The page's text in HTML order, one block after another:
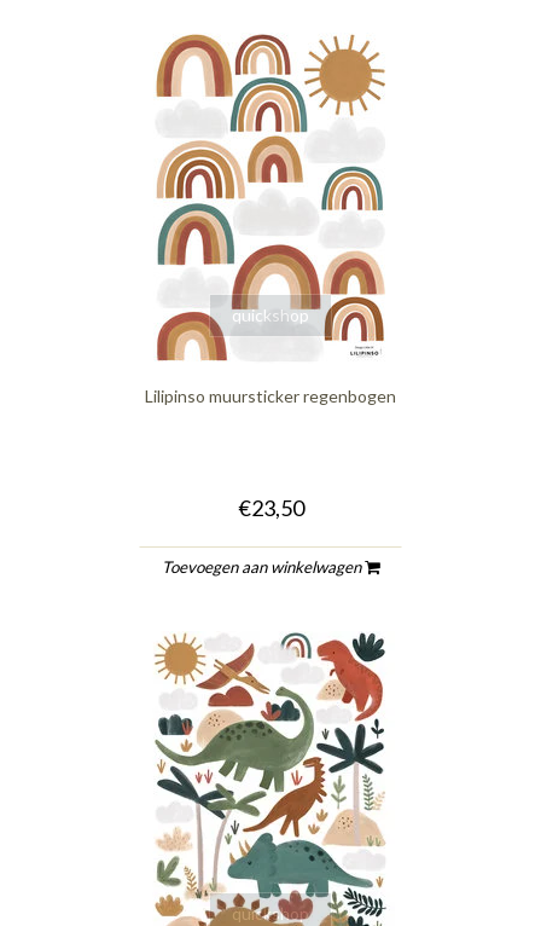
quickshop
Lilipinso muursticker regenbogen
€23,50
Toevoegen aan winkelwagen
quickshop